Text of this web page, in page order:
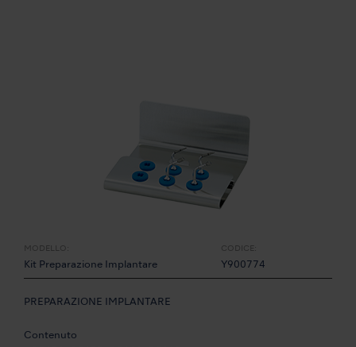
MODELLO:
Kit Preparazione Implantare
CODICE:
Y900774
PREPARAZIONE IMPLANTARE
Contenuto